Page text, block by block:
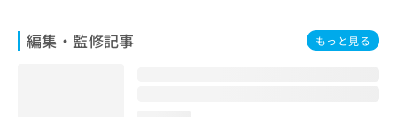
編集・監修記事 もっと見る